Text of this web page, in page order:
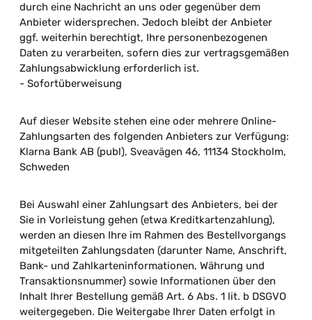
durch eine Nachricht an uns oder gegenüber dem
Anbieter widersprechen. Jedoch bleibt der Anbieter
ggf. weiterhin berechtigt, Ihre personenbezogenen
Daten zu verarbeiten, sofern dies zur vertragsgemäßen
Zahlungsabwicklung erforderlich ist.
- Sofortüberweisung
Auf dieser Website stehen eine oder mehrere Online-
Zahlungsarten des folgenden Anbieters zur Verfügung:
Klarna Bank AB (publ), Sveavägen 46, 11134 Stockholm,
Schweden
Bei Auswahl einer Zahlungsart des Anbieters, bei der
Sie in Vorleistung gehen (etwa Kreditkartenzahlung),
werden an diesen Ihre im Rahmen des Bestellvorgangs
mitgeteilten Zahlungsdaten (darunter Name, Anschrift,
Bank- und Zahlkarteninformationen, Währung und
Transaktionsnummer) sowie Informationen über den
Inhalt Ihrer Bestellung gemäß Art. 6 Abs. 1 lit. b DSGVO
weitergegeben. Die Weitergabe Ihrer Daten erfolgt in